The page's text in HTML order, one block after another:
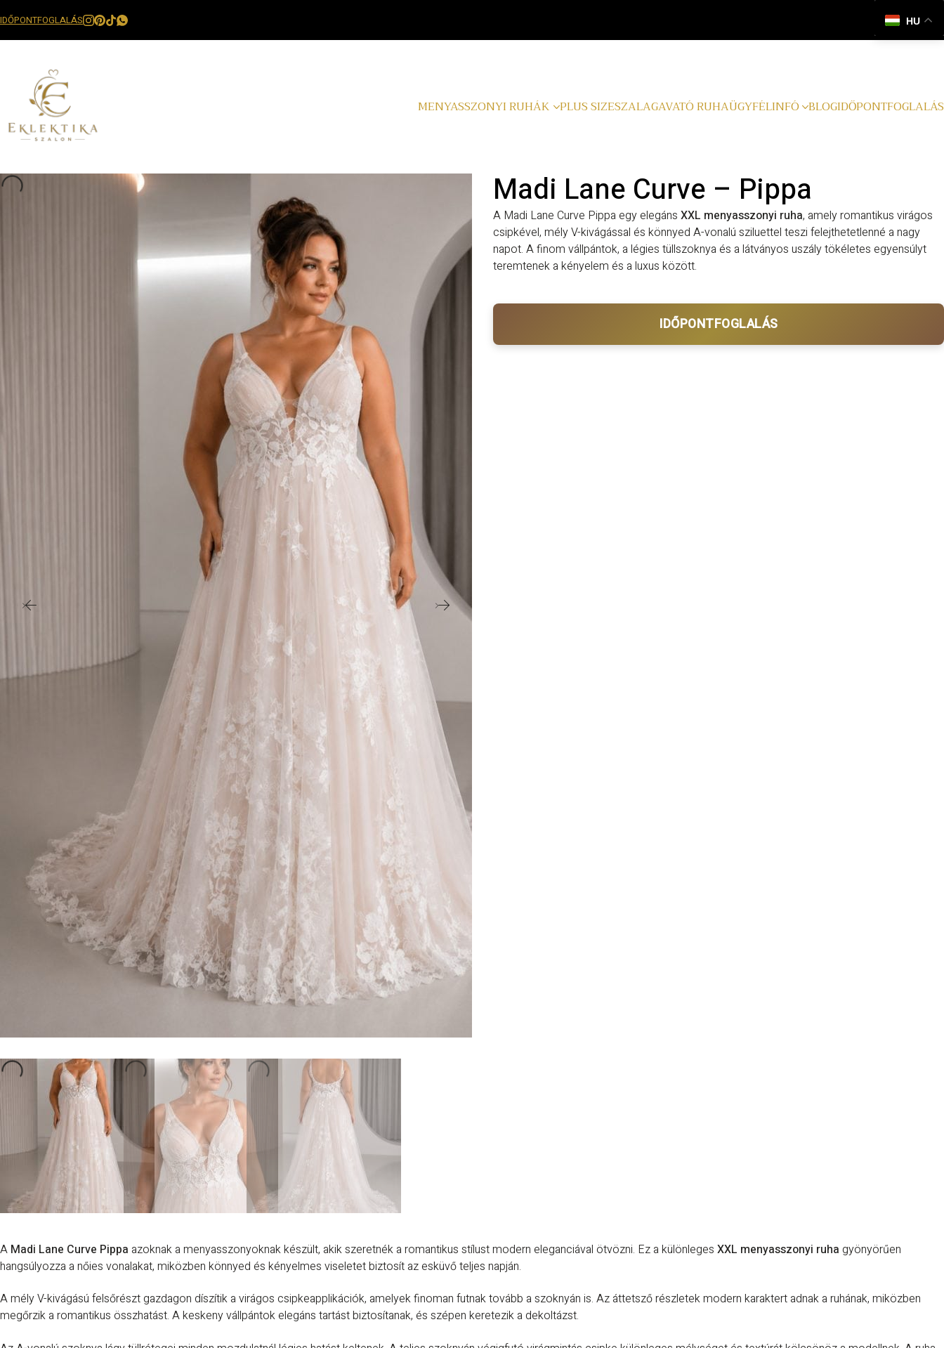
IDŐPONTFOGLALÁS HU
MENYASSZONYI RUHÁK PLUS SIZESZALAGAVATÓ RUHAÜGYFÉLINFÓ BLOGIDŐPONTFOGLALÁS
Madi Lane Curve – Pippa
A Madi Lane Curve Pippa egy elegáns XXL menyasszonyi ruha, amely romantikus virágos
csipkével, mély V-kivágással és könnyed A-vonalú sziluettel teszi felejthetetlenné a nagy
napot. A finom vállpántok, a légies tüllszoknya és a látványos uszály tökéletes egyensúlyt
teremtenek a kényelem és a luxus között.
IDŐPONTFOGLALÁS
A Madi Lane Curve Pippa azoknak a menyasszonyoknak készült, akik szeretnék a romantikus stílust modern eleganciával ötvözni. Ez a különleges XXL menyasszonyi ruha gyönyörűen
hangsúlyozza a nőies vonalakat, miközben könnyed és kényelmes viseletet biztosít az esküvő teljes napján.
A mély V-kivágású felsőrészt gazdagon díszítik a virágos csipkeapplikációk, amelyek finoman futnak tovább a szoknyán is. Az áttetsző részletek modern karaktert adnak a ruhának, miközben
megőrzik a romantikus összhatást. A keskeny vállpántok elegáns tartást biztosítanak, és szépen keretezik a dekoltázst.